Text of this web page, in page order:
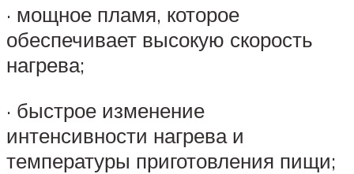
· мощное пламя, которое
обеспечивает высокую скорость
нагрева;
· быстрое изменение
интенсивности нагрева и
температуры приготовления пищи;